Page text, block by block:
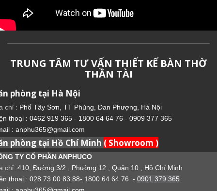
TRUNG TÂM TƯ VẤN THIẾT KẾ BÀN THỜ
THẦN TÀI
phòng tại Hà Nội
chỉ : Phố Tây Sơn, TT Phùng, Đan Phượng, Hà Nội
thoại : 0462 919 365 - 1800 64 64 76 - 0909 377 365
: anphu365@gmail.com
phòng tại Hồ Chí Minh ( Showroom )
TY CỔ PHẦN ANPHUCO
chỉ :410, Đường 3/2 , Phường 12 , Quận 10 , Hồ Chí Minh
thoại : 028.73.00.83.88- 1800 64 64 76 - 0901 379 365